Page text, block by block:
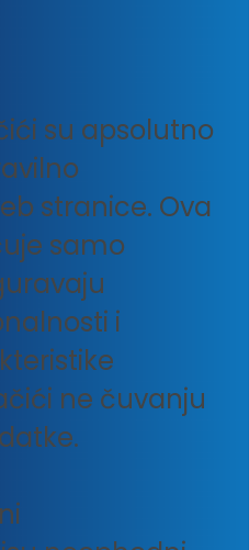
su apsolutno
stranice. Ova
samo
i
ne čuvanju